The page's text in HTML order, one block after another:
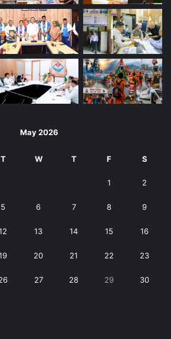
May 2026
T W T F S
1 2
5 6 7 8 9
13 14 15 16
20 21 22 23
27 28 29 30